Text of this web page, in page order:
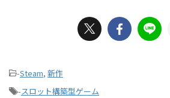
-Steam, 新作
-スロット構築型ゲーム